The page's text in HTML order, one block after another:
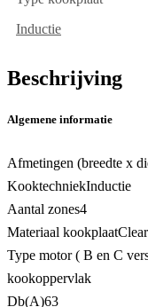
Inductie
Beschrijving
Algemene informatie
Afmetingen (breedte x
KooktechniekInductie
Aantal zones4
Materiaal kookplaat
Type motor ( B en C
kookoppervlak
Db(A)63